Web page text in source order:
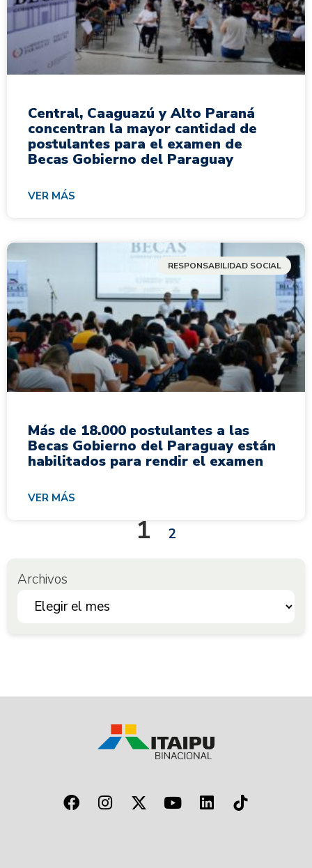
Central, Caaguazú y Alto Paraná
concentran la mayor cantidad de
postulantes para el examen de
Becas Gobierno del Paraguay
VER MÁS
RESPONSABILIDAD SOCIAL
Más de 18.000 postulantes a las
Becas Gobierno del Paraguay están
habilitados para rendir el examen
VER MÁS
1 2
Archivos